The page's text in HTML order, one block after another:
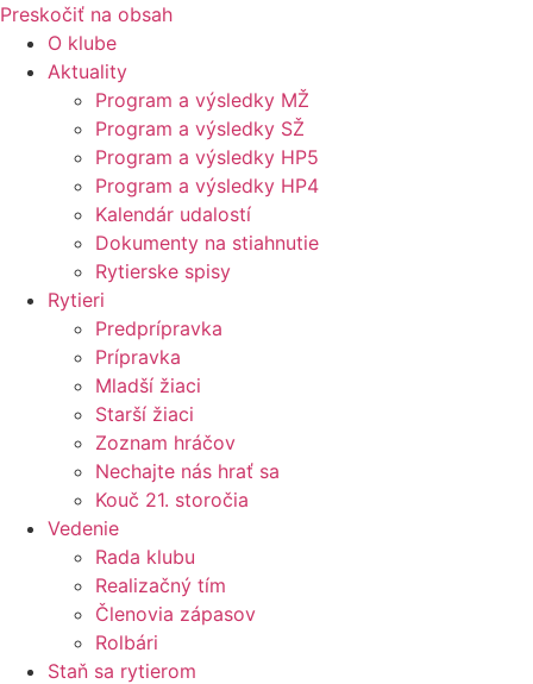
Preskočiť na obsah
O klube
Aktuality
Program a výsledky MŽ
Program a výsledky SŽ
Program a výsledky HP5
Program a výsledky HP4
Kalendár udalostí
Dokumenty na stiahnutie
Rytierske spisy
Rytieri
Predprípravka
Prípravka
Mladší žiaci
Starší žiaci
Zoznam hráčov
Nechajte nás hrať sa
Kouč 21. storočia
Vedenie
Rada klubu
Realizačný tím
Členovia zápasov
Rolbári
Staň sa rytierom